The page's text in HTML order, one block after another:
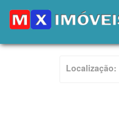
Localização: